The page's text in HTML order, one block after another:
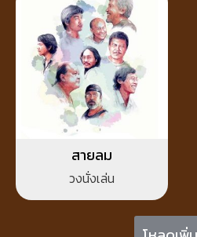
สายลม
วงนั่งเล่น